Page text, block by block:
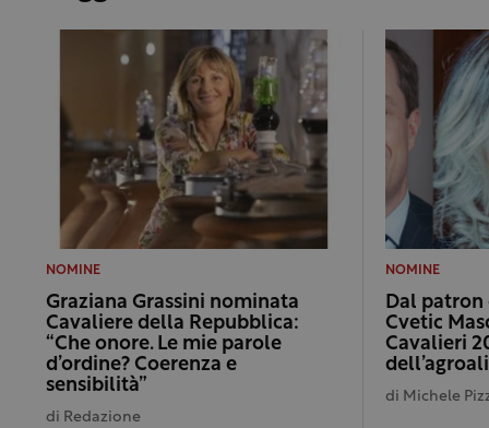
NOMINE
Graziana Grassini nominata
Cavaliere della Repubblica:
“Che onore. Le mie parole
d’ordine? Coerenza e
sensibilità”
di Redazione
NOMINE
Dal patron
Cvetic
Cavalieri
di Michele